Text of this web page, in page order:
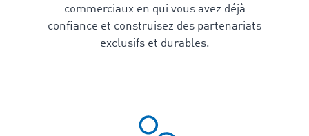
commerciaux en qui vous avez déjà
confiance et construisez des partenariats
exclusifs et durables.